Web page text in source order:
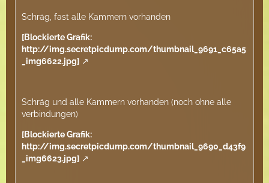
Schräg, fast alle Kammern vorhanden
[Blockierte Grafik:
http://img.secretpicdump.com/thumbnail_9691_c65a5
_img6622.jpg]
Schräg und alle Kammern vorhanden (noch ohne alle
verbindungen)
[Blockierte Grafik:
http://img.secretpicdump.com/thumbnail_9690_d43f9
_img6623.jpg]